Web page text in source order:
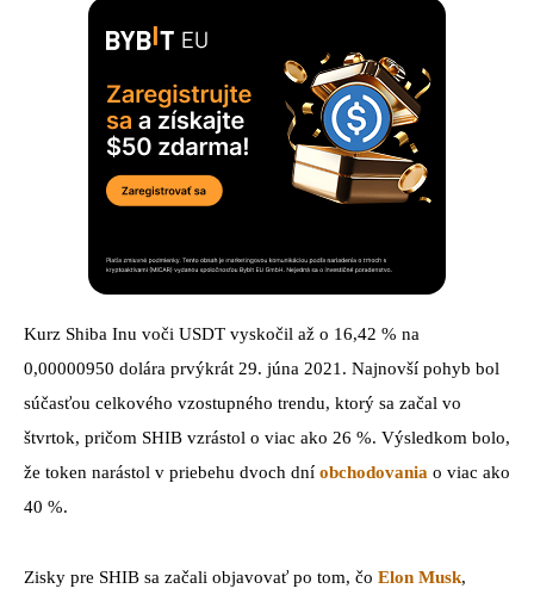
Kurz Shiba Inu voči USDT vyskočil až o 16,42 % na
0,00000950 dolára prvýkrát 29. júna 2021. Najnovší pohyb bol
súčasťou celkového vzostupného trendu, ktorý sa začal vo
štvrtok, pričom SHIB vzrástol o viac ako 26 %. Výsledkom bolo,
že token narástol v priebehu dvoch dní obchodovania o viac ako
40 %.
Zisky pre SHIB sa začali objavovať po tom, čo Elon Musk,